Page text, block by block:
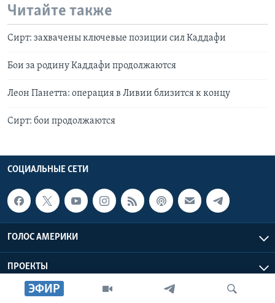
ЭФИР
Читайте также
Сирт: захвачены ключевые позиции сил Каддафи
Бои за родину Каддафи продолжаются
Леон Панетта: операция в Ливии близится к концу
Сирт: бои продолжаются
СОЦИАЛЬНЫЕ СЕТИ
ГОЛОС АМЕРИКИ
ПРОЕКТЫ